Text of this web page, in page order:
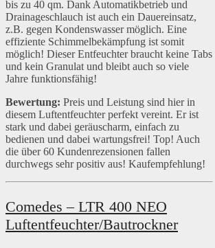
bis zu 40 qm. Dank Automatikbetrieb und
Drainageschlauch ist auch ein Dauereinsatz,
z.B. gegen Kondenswasser möglich. Eine
effiziente Schimmelbekämpfung ist somit
möglich! Dieser Entfeuchter braucht keine Tabs
und kein Granulat und bleibt auch so viele
Jahre funktionsfähig!
Bewertung: Preis und Leistung sind hier in
diesem Luftentfeuchter perfekt vereint. Er ist
stark und dabei geräuscharm, einfach zu
bedienen und dabei wartungsfrei! Top! Auch
die über 60 Kundenrezensionen fallen
durchwegs sehr positiv aus! Kaufempfehlung!
Comedes – LTR 400 NEO
Luftentfeuchter/Bautrockner